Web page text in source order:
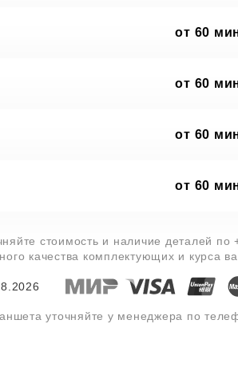
от 60
от 60
от 60
от 60
стоимость и наличие деталей по
качества комплектующих и курса
уточняйте у менеджера по